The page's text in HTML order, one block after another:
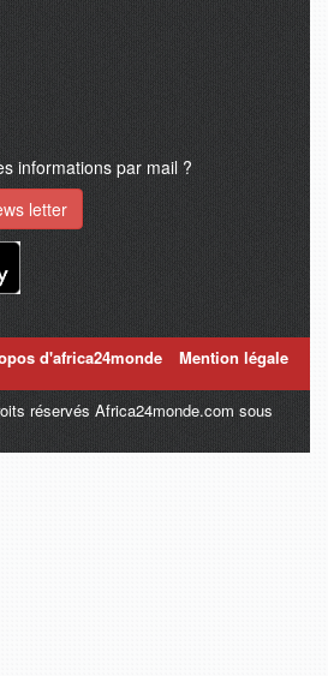
informations par mail ?
letter
d'africa24monde Mention légale
réservés Africa24monde.com sous